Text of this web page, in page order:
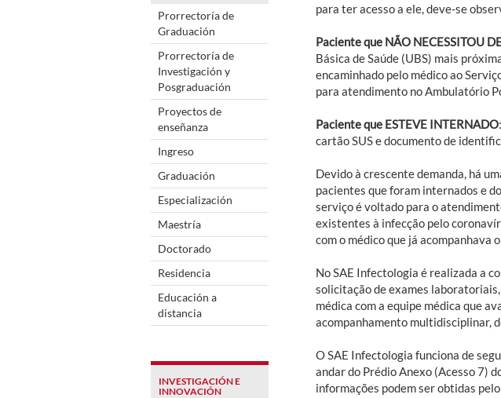
Prorrectoría de
Graduación
Prorrectoría de
Investigación y
Posgraduación
Proyectos de
enseñanza
Ingreso
Graduación
Especialización
Maestría
Doctorado
Residencia
Educación a
distancia
INVESTIGACIÓN E
INNOVACIÓN
para ter acesso a ele, deve-se
Paciente que NÃO NECESSITOU
Básica de Saúde (UBS) mais
encaminhado pelo médico ao
para atendimento no Ambulatório
Paciente que ESTEVE INTERNADO
cartão SUS e documento de
Devido à crescente demanda, há
pacientes que foram internados e
serviço é voltado para o
existentes à infecção pelo
com o médico que já acompanhava
No SAE Infectologia é realizada a
solicitação de exames
médica com a equipe médica que
acompanhamento multidisciplinar,
O SAE Infectologia funciona de
andar do Prédio Anexo (Acesso 7)
informações podem ser obtidas